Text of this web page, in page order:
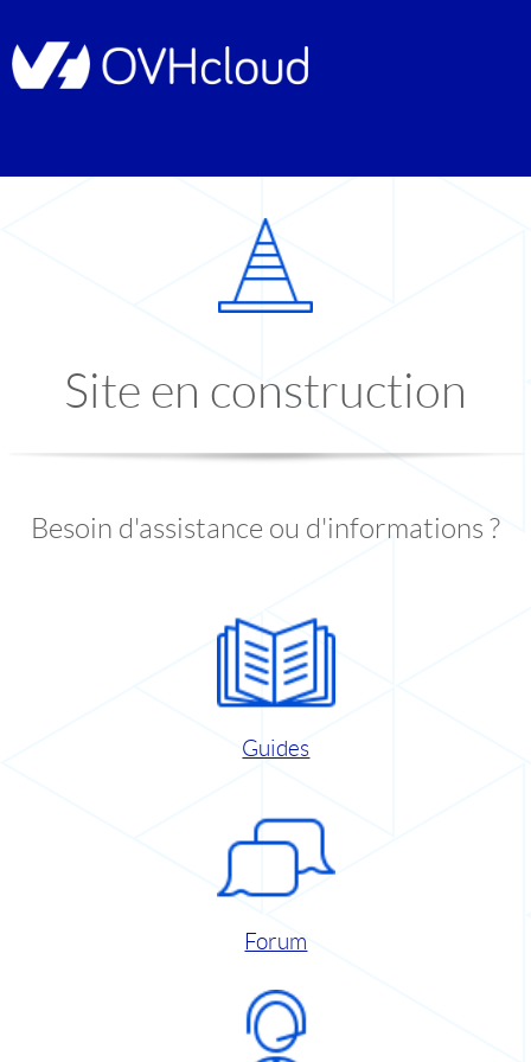
Site en construction
Besoin d'assistance ou d'informations ?
Guides
Forum